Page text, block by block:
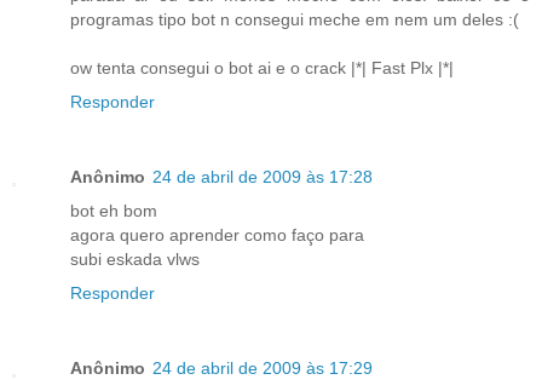
programas tipo bot n consegui meche em nem um deles :(
ow tenta consegui o bot ai e o crack |*| Fast Plx |*|
Responder
Anônimo 24 de abril de 2009 às 17:28
bot eh bom
agora quero aprender como faço para
subi eskada vlws
Responder
Anônimo 24 de abril de 2009 às 17:29